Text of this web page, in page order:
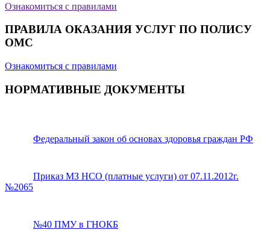
Ознакомиться с правилами
ПРАВИЛА ОКАЗАНИЯ УСЛУГ ПО ПОЛИСУ
ОМС
Ознакомиться с правилами
НОРМАТИВНЫЕ ДОКУМЕНТЫ
Федеральный закон об основах здоровья граждан РФ
Приказ МЗ НСО (платные услуги) от 07.11.2012г.
№2065
№40 ПМУ в ГНОКБ